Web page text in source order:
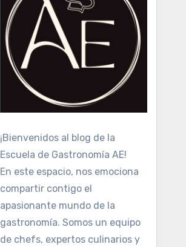
¡Bienvenidos al blog de la
Escuela de Gastronomía AE!
En este espacio, nos emociona
compartir contigo el
apasionante mundo de la
gastronomía. Somos un equipo
de chefs, expertos culinarios y